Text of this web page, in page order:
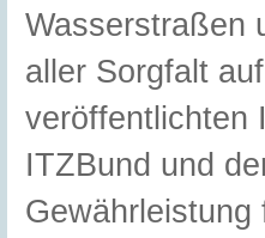
Wasserstraßen
aller Sorgfalt
veröffentlichten
ITZBund und